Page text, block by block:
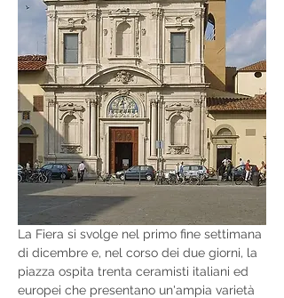
La Fiera si svolge nel primo fine settimana
di dicembre e, nel corso dei due giorni, la
piazza ospita trenta ceramisti italiani ed
europei che presentano un'ampia varietà